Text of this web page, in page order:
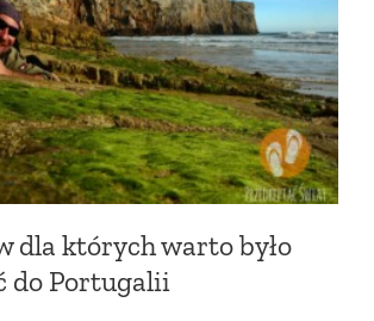
dla których warto było
do Portugalii